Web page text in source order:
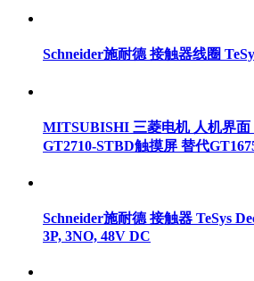
Schneider施耐德 接触器线圈
MITSUBISHI 三菱电机 人机界面
GT2710-STBD触摸屏 替代
Schneider施耐德 接触器 TeSys
3P, 3NO, 48V DC